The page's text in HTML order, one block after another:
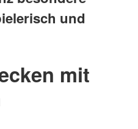
und
mit